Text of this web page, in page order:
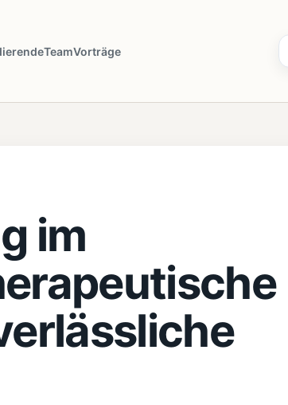
TeamVorträge
im